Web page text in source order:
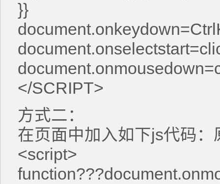
}}
</SCRIPT>
方式二：
在页面中加入如下js代码：
<script>